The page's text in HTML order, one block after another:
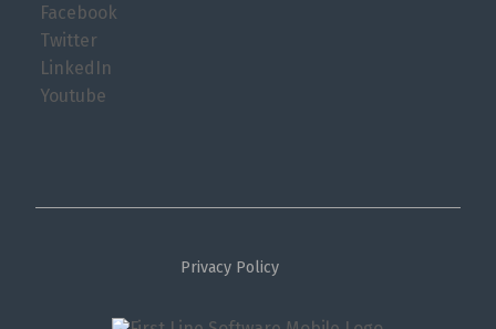
Facebook
Twitter
LinkedIn
Youtube
Privacy Policy